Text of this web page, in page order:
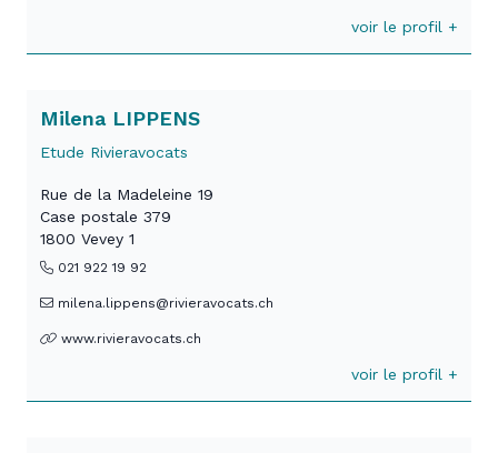
voir le profil +
Milena LIPPENS
Etude Rivieravocats
Rue de la Madeleine 19
Case postale 379
1800 Vevey 1
021 922 19 92
milena.lippens@rivieravocats.ch
www.rivieravocats.ch
voir le profil +